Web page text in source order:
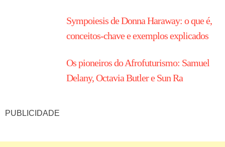
Sympoiesis de Donna Haraway: o que é,
conceitos-chave e exemplos explicados
Os pioneiros do Afrofuturismo: Samuel
Delany, Octavia Butler e Sun Ra
PUBLICIDADE